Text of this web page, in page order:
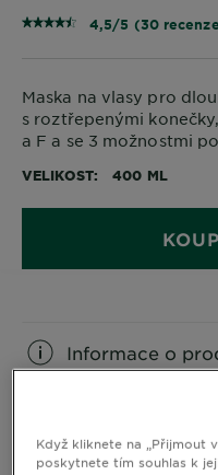
4,5/5 (30
Maska na vlasy pro
s roztřepenými
a F a se 3 možnostmi
VELIKOST 400 ML
Informace o
Jak aplikovat
Když kliknete na „Přijmout
poskytnete tím souhlas k